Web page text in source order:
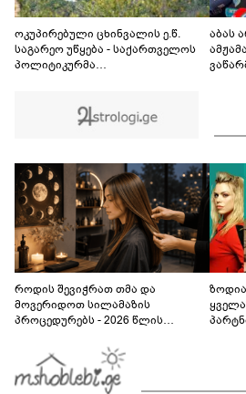
00:36
ომის გმირის,
ტაბატაძე
ოკუპირებული ცხინვალის ე.წ.
საგარეო უწყება - საქართველოს
პოლიტიკურმა
აღიარა მიხეილ სააკაშვილი
სამხედრო აგრესიის დამნაშავედ -
დაეკისროს ქვეყანას
აბას
როდის შევიჭრათ თმა და
მოვერიდოთ სილამაზის
პროცედურებს - 2026 წლის
გზამკვლევი